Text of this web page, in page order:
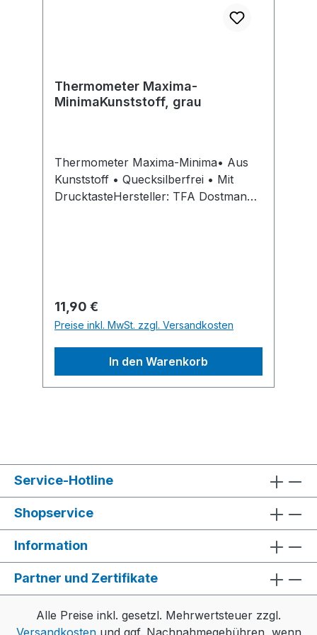
Thermometer Maxima-
MinimaKunststoff, grau
Thermometer Maxima-Minima• Aus
Kunststoff • Quecksilberfrei • Mit
DrucktasteHersteller: TFA Dostmann
Regulärer Preis:
11,90 €
Preise inkl. MwSt. zzgl. Versandkosten
In den Warenkorb
Service-Hotline
Shopservice
Information
Partner und Zertifikate
Alle Preise inkl. gesetzl. Mehrwertsteuer zzgl.